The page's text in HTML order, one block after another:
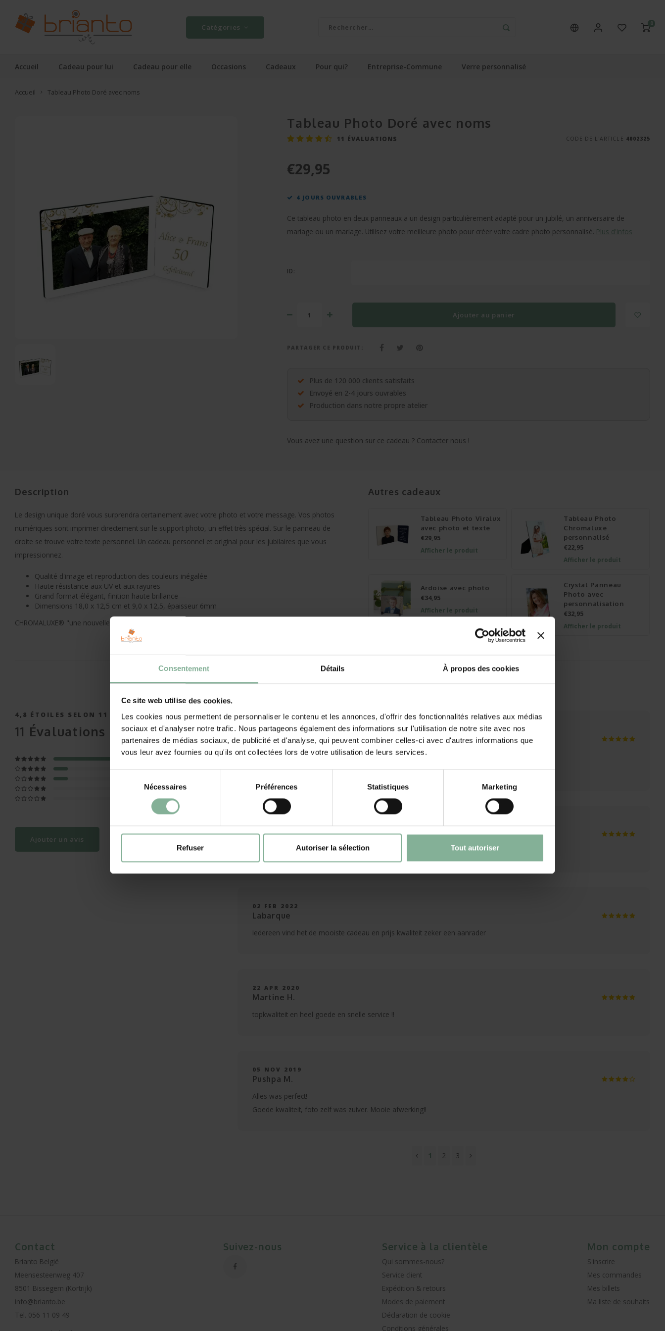
Consentement Détails À propos des cookies
Ce site web utilise des cookies.
Les cookies nous permettent de personnaliser le contenu et les annonces, d'offrir des fonctionnalités relatives aux médias
sociaux et d'analyser notre trafic. Nous partageons également des informations sur l'utilisation de notre site avec nos
partenaires de médias sociaux, de publicité et d'analyse, qui peuvent combiner celles-ci avec d'autres informations que
vous leur avez fournies ou qu'ils ont collectées lors de votre utilisation de leurs services.
consentement
Nécessaires Préférences Statistiques Marketing
Refuser Autoriser la sélection Tout autoriser
Catégories 0
Accueil Cadeau pour lui Cadeau pour elle Occasions Cadeaux Pour qui? Entreprise-Commune Verre personnalisé
Accueil Tableau Photo Doré avec noms
Tableau Photo Doré avec noms
11 ÉVALUATIONS CODE DE L'ARTICLE 4002325
€29,95
4 JOURS OUVRABLES
Ce tableau photo en deux panneaux a un design particulièrement adapté pour un jubilé, un anniversaire de
mariage ou un mariage. Utilisez votre meilleure photo pour créer votre cadre photo personnalisé. Plus d'infos
ID:
Ajouter au panier
PARTAGER CE PRODUIT:
Plus de 120 000 clients satisfaits
Envoyé en 2-4 jours ouvrables
Production dans notre propre atelier
Vous avez une question sur ce cadeau ? Contacter nous !
Description
Le design unique doré vous surprendra certainement avec votre photo et votre message. Vos photos
numériques sont imprimer directement sur le support photo, un effet très spécial. Sur le panneau de
droite se trouve votre texte personnel. Un cadeau personnel et original pour les jubilaires que vous
impressionnez.
Qualité d'image et reproduction des couleurs inégalée
Haute résistance aux UV et aux rayures
Grand format élégant, finition haute brillance
Dimensions 18,0 x 12,5 cm et 9,0 x 12,5, épaisseur 6mm
CHROMALUXE® "une nouvelle dimension à vos photos"
Autres cadeaux
Tableau Photo Viralux
avec photo et texte
€29,95
Afficher le produit
Tableau Photo
Chromaluxe
personnalisé
€22,95
Afficher le produit
Ardoise avec photo
€34,95
Afficher le produit
Crystal Panneau
Photo avec
personnalisation
€32,95
Afficher le produit
4,8 ÉTOILES SELON 11 AVIS
11 Évaluations
Ajouter un avis
01 JUL 2026
sarah
zeer mooi afgewerkt
ik kom zeker nog terug bij jullie om iets te bestellen
02 FEB 2022
Labarque
Zeker een aanrader
02 FEB 2022
Labarque
Iedereen vind het de mooiste cadeau en prijs kwaliteit zeker een aanrader
22 APR 2020
Martine H.
topkwaliteit en heel goede en snelle service !!
05 NOV 2019
Pushpa M.
Alles was perfect!
Goede kwaliteit, foto zelf was zuiver. Mooie afwerking!!
1 2 3
Contact
Brianto België
Meensesteenweg 407
8501 Bissegem (Kortrijk)
info@brianto.be
Tel. 056 11 09 49
Suivez-nous Service à la clientèle
Qui sommes-nous?
Service client
Expédition & retours
Modes de paiement
Déclaration de cookie
Conditions générales
Mon compte
S'inscrire
Mes commandes
Mes billets
Ma liste de souhaits